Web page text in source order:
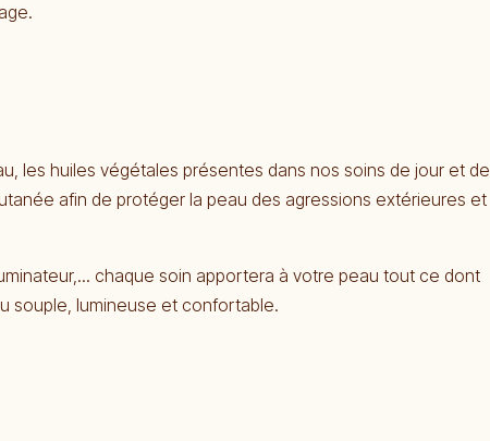
les huiles végétales présentes dans nos soins de jour et de
afin de protéger la peau des agressions extérieures et
chaque soin apportera à votre peau tout ce dont
souple, lumineuse et confortable.